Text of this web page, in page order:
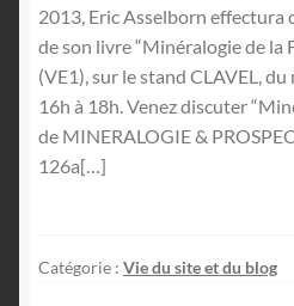
2013, Eric Asselborn effectura
de son livre “Minéralogie de la
(VE1), sur le stand CLAVEL,
16h à 18h. Venez discuter
de MINERALOGIE &
126a[…]
Catégorie : Vie du site et du blog